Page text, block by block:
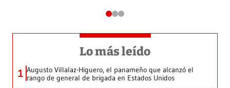
Lo más leído
1 Augusto Villalaz-Higuero, el panameño que alcanzó el
rango de general de brigada en Estados Unidos